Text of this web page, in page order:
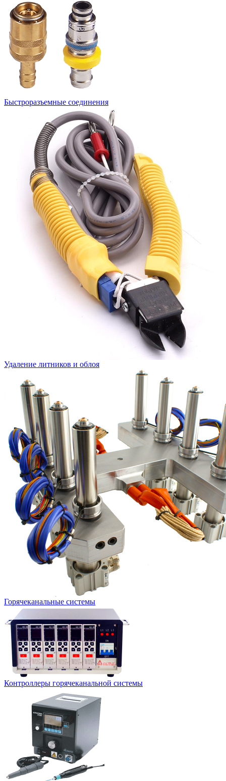
Быстроразъемные соединения
Удаление литников и облоя
Горячеканальные системы
Контроллеры горячеканальной системы